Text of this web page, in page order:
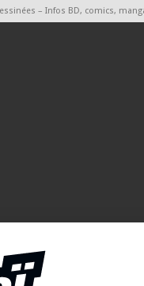
– Infos BD, comics,